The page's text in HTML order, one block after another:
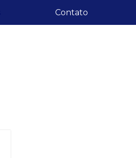
Contato